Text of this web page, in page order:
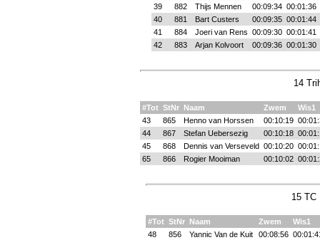
39
882 Thijs Mennen 00:09:34 00:01:36
40
881 Bart Custers 00:09:35 00:01:44
41
884 Joeri van Rens 00:09:30 00:01:41
42
883 Arjan Kolvoort 00:09:36 00:01:30
14
#Tot StNr Naam Zwem
Wis1
43
865 Henno van Horssen 00:10:19
44
867 Stefan Uebersezig 00:10:18
45
868 Dennis van Verseveld 00:10:20
65
866 Rogier Mooiman 00:10:02
15 TC
#Tot StNr Naam Zwem
Wis1
48
856 Yannic Van de Kuit 00:08:56